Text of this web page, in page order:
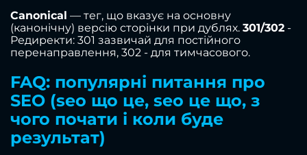
Canonical — тег, що вказує на основну
(канонічну) версію сторінки при дублях. 301/302 -
Редиректи: 301 зазвичай для постійного
перенаправлення, 302 - для тимчасового.
FAQ: популярні питання про
SEO (seo що це, seo це що, з
чого почати і коли буде
результат)